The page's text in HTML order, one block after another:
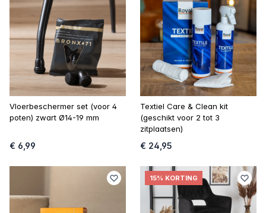
Vloerbeschermer set (voor 4
poten) zwart Ø14-19 mm
€ 6,99
Textiel Care & Clean kit
(geschikt voor 2 tot 3
zitplaatsen)
€ 24,95
15% KORTING